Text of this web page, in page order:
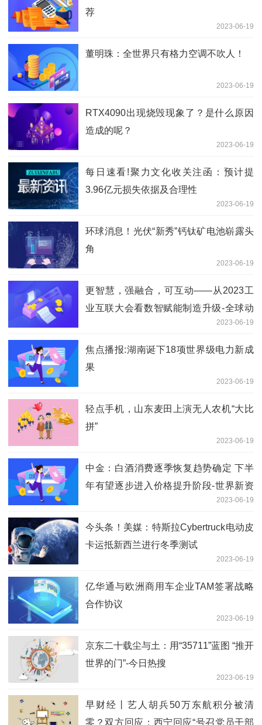
荐
2023-06-19
董明珠：全世界只有格力空调不吹人！
2023-06-19
RTX4090出现烧毁现象了？是什么原因
造成的呢？
2023-06-19
每日速看!聚力文化收关注函：预计提
3.96亿元损失依据及合理性
2023-06-19
环球消息！光伏“新秀”钙钛矿电池崭露头
角
2023-06-19
更智慧，强融合，可互动——从2023工
业互联大会看数智赋能制造升级-全球动
2023-06-19
焦点播报:湖南诞下18项世界级电力新成
果
2023-06-19
轻点手机，山东麦田上演无人农机“大比
拼”
2023-06-19
中金：白酒消费逐季恢复趋势确定 下半
年有望逐步进入价格提升阶段-世界新资
2023-06-19
今头条！美媒：特斯拉Cybertruck电动皮
卡运抵新西兰进行冬季测试
2023-06-19
亿华通与欧洲商用车企业TAM签署战略
合作协议
2023-06-19
京东二十载尘与土：用“35711”蓝图 “推开
世界的门”-今日热搜
2023-06-19
早财经丨艺人胡兵50万东航积分被清
零？双方回应；西宁回应“号召党员干部